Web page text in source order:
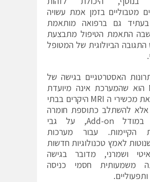
מטבוליים בזמן אמת עשויה
גם ברפואה מותאמת
התאמת הטיפול מתבצעת
הביולוגית של המטופל
האסטרטגיים בגישה של
NVision הוא שהמערכת אינה מיועדת
להחליף את מכשירי ה MRI היקרים בבתי
אלא להשתלב כתוספת חומרה
ותוכנה, במודל Add-on, על גבי
הקיימות. עבור מערכות
לאמץ טכנולוגיות חדשות
ושמרני, מדובר בגישה
משמעותית חסמי כניסה